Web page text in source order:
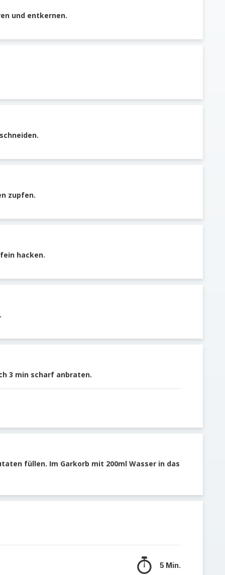
und entkernen.
zupfen.
hacken.
3 min scharf anbraten.
füllen. Im Garkorb mit 200ml Wasser in das
5 Min.